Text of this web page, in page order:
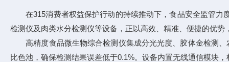
在315消费者权益保护行动的持续推动下，食品安全监管力
检测仪及肉类水分检测仪等设备，正以高效、精准、便捷的优势
高精度食品微生物综合检测仪集成分光光度、胶体金检测、
比色池，确保检测结果误差低于0.1%。设备内置无线通信模块